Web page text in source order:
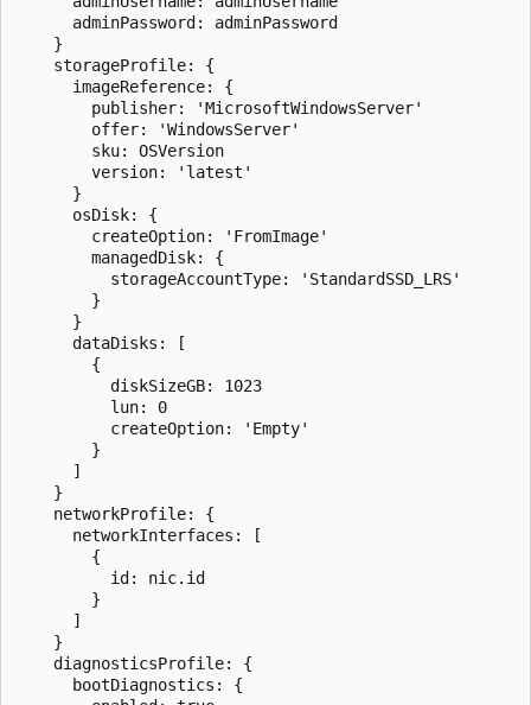
      adminPassword: adminPassword
    }
    storageProfile: {
      imageReference: {
        publisher: 'MicrosoftWindowsServer'
        offer: 'WindowsServer'
        sku: OSVersion
        version: 'latest'
      }
      osDisk: {
        createOption: 'FromImage'
        managedDisk: {
          storageAccountType: 'StandardSSD_LRS'
        }
      }
      dataDisks: [
        {
          diskSizeGB: 1023
          lun: 0
          createOption: 'Empty'
        }
      ]
    }
    networkProfile: {
      networkInterfaces: [
        {
          id: nic.id
        }
      ]
    }
    diagnosticsProfile: {
      bootDiagnostics: {